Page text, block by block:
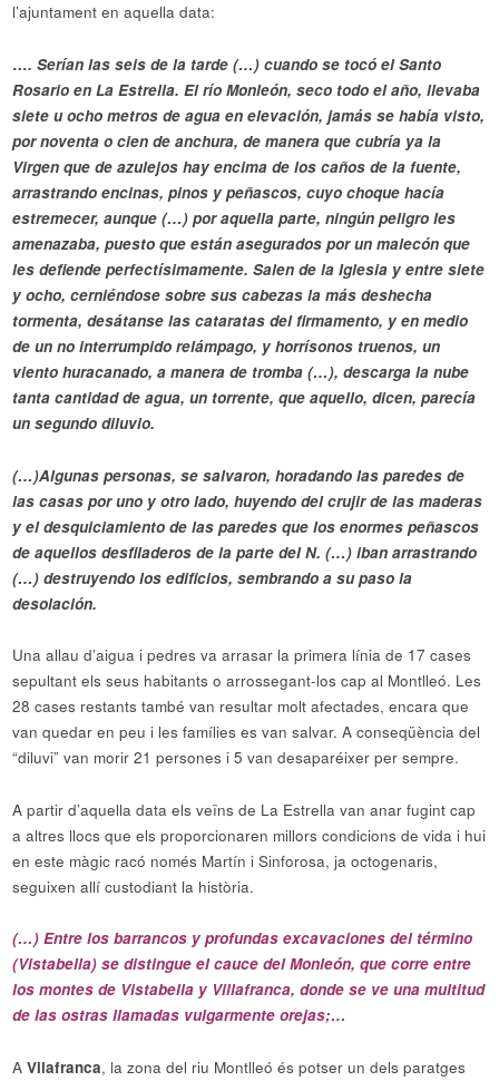
l’ajuntament en aquella data:
…. Serían las seis de la tarde (…) cuando se tocó el Santo
Rosario en La Estrella. El río Monleón, seco todo el año, llevaba
siete u ocho metros de agua en elevación, jamás se había visto,
por noventa o cien de anchura, de manera que cubría ya la
Virgen que de azulejos hay encima de los caños de la fuente,
arrastrando encinas, pinos y peñascos, cuyo choque hacía
estremecer, aunque (…) por aquella parte, ningún peligro les
amenazaba, puesto que están asegurados por un malecón que
les defiende perfectísimamente. Salen de la Iglesia y entre siete
y ocho, cerniéndose sobre sus cabezas la más deshecha
tormenta, desátanse las cataratas del firmamento, y en medio
de un no interrumpido relámpago, y horrísonos truenos, un
viento huracanado, a manera de tromba (…), descarga la nube
tanta cantidad de agua, un torrente, que aquello, dicen, parecía
un segundo diluvio.
(…)Algunas personas, se salvaron, horadando las paredes de
las casas por uno y otro lado, huyendo del crujir de las maderas
y el desquiciamiento de las paredes que los enormes peñascos
de aquellos desfiladeros de la parte del N. (…) iban arrastrando
(…) destruyendo los edificios, sembrando a su paso la
desolación.
Una allau d’aigua i pedres va arrasar la primera línia de 17 cases
sepultant els seus habitants o arrossegant-los cap al Montlleó. Les
28 cases restants també van resultar molt afectades, encara que
van quedar en peu i les famílies es van salvar. A conseqüència del
“diluvi” van morir 21 persones i 5 van desaparéixer per sempre.
A partir d’aquella data els veïns de La Estrella van anar fugint cap
a altres llocs que els proporcionaren millors condicions de vida i hui
en este màgic racó només Martín i Sinforosa, ja octogenaris,
seguixen allí custodiant la història.
(…) Entre los barrancos y profundas excavaciones del término
(Vistabella) se distingue el cauce del Monleón, que corre entre
los montes de Vistabella y Villafranca, donde se ve una multitud
de las ostras llamadas vulgarmente orejas;…
A Vilafranca, la zona del riu Montlleó és potser un dels paratges